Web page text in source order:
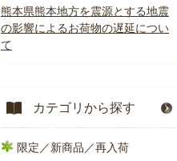
熊本県熊本地方を震源とする地震
の影響によるお荷物の遅延につい
て
カテゴリから探す
限定／新商品／再入荷